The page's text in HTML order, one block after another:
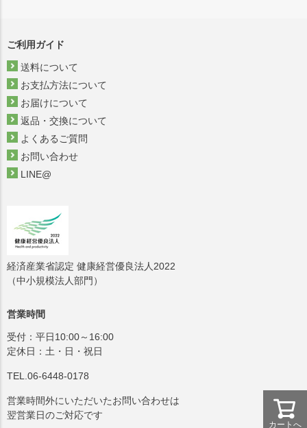
カートへ
ご利用ガイド
送料について
お支払方法について
お届けについて
返品・交換について
よくあるご質問
お問い合わせ
LINE@
経済産業省認定 健康経営優良法人2022
（中小規模法人部門）
営業時間
受付：平日10:00～16:00
定休日：土・日・祝日
TEL.06-6448-0178
営業時間外にいただいたお問い合わせは
翌営業日のご対応です